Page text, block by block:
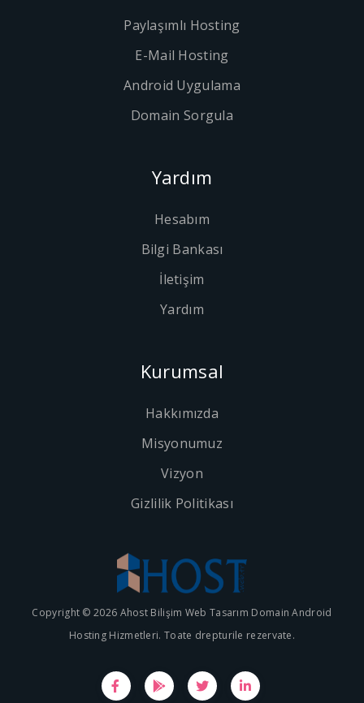
Paylaşımlı Hosting
E-Mail Hosting
Android Uygulama
Domain Sorgula
Yardım
Hesabım
Bilgi Bankası
İletişim
Yardım
Kurumsal
Hakkımızda
Misyonumuz
Vizyon
Gizlilik Politikası
Copyright © 2026 Ahost Bilişim Web Tasarım Domain Android
Hosting Hizmetleri. Toate drepturile rezervate.